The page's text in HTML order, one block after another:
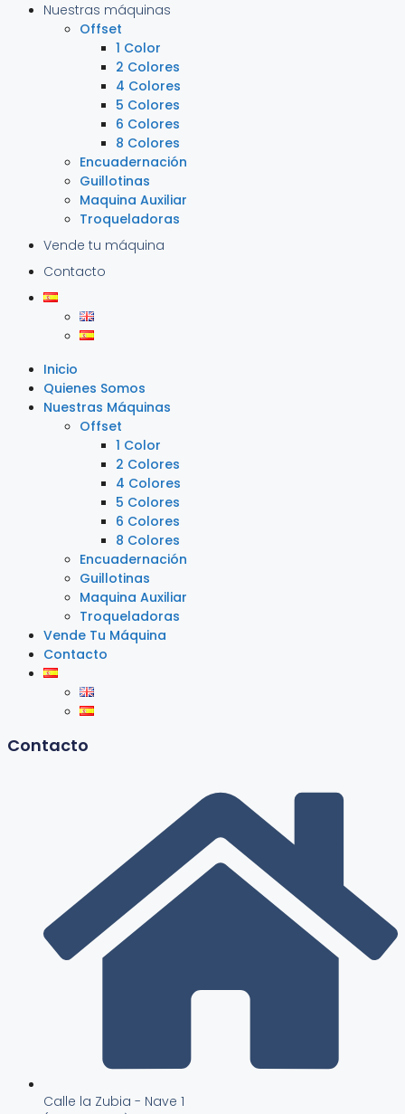
Nuestras máquinas
Offset
1 Color
2 Colores
4 Colores
5 Colores
6 Colores
8 Colores
Encuadernación
Guillotinas
Maquina Auxiliar
Troqueladoras
Vende tu máquina
Contacto
Inicio
Quienes Somos
Nuestras Máquinas
Offset
1 Color
2 Colores
4 Colores
5 Colores
6 Colores
8 Colores
Encuadernación
Guillotinas
Maquina Auxiliar
Troqueladoras
Vende Tu Máquina
Contacto
Contacto
Calle la Zubia - Nave 1